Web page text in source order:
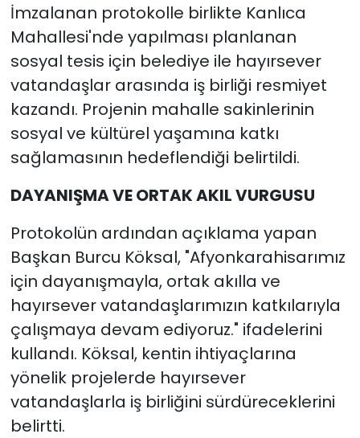
İmzalanan protokolle birlikte Kanlıca
Mahallesi'nde yapılması planlanan
sosyal tesis için belediye ile hayırsever
vatandaşlar arasında iş birliği resmiyet
kazandı. Projenin mahalle sakinlerinin
sosyal ve kültürel yaşamına katkı
sağlamasının hedeflendiği belirtildi.
DAYANIŞMA VE ORTAK AKIL VURGUSU
Protokolün ardından açıklama yapan
Başkan Burcu Köksal, "Afyonkarahisarımız
için dayanışmayla, ortak akılla ve
hayırsever vatandaşlarımızın katkılarıyla
çalışmaya devam ediyoruz." ifadelerini
kullandı. Köksal, kentin ihtiyaçlarına
yönelik projelerde hayırsever
vatandaşlarla iş birliğini sürdüreceklerini
belirtti.